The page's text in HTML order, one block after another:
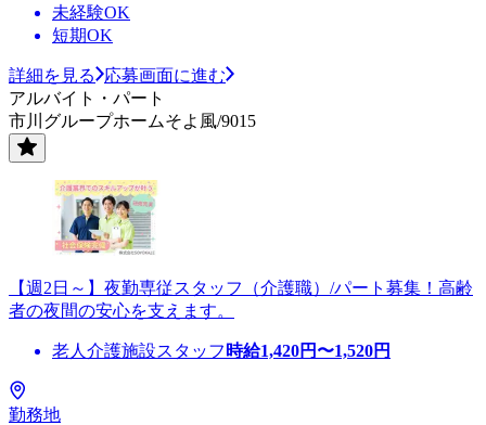
未経験OK
短期OK
詳細を見る
応募画面に進む
アルバイト・パート
市川グループホームそよ風/9015
【週2日～】夜勤専従スタッフ（介護職）/パート募集！高齢
者の夜間の安心を支えます。
老人介護施設スタッフ 時給1,420円〜1,520円
勤務地